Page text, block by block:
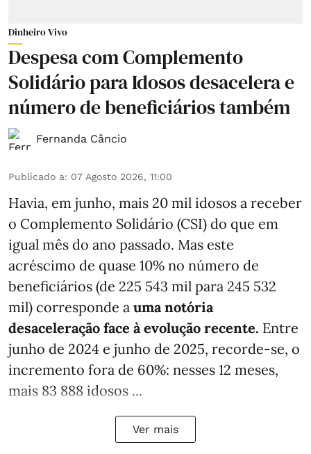
Dinheiro Vivo
Despesa com Complemento
Solidário para Idosos desacelera e
número de beneficiários também
Fernanda Câncio
Publicado a: 07 Agosto 2026, 11:00
Havia, em junho, mais 20 mil idosos a receber
o Complemento Solidário (CSI) do que em
igual mês do ano passado. Mas este
acréscimo de quase 10% no número de
beneficiários (de 225 543 mil para 245 532
mil) corresponde a uma notória
desaceleração face à evolução recente. Entre
junho de 2024 e junho de 2025, recorde-se, o
incremento fora de 60%: nesses 12 meses,
mais 83 888 idosos ...
Ver mais